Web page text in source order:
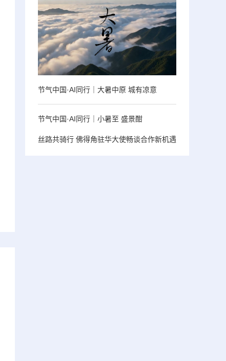
节气中国·AI同行｜大暑中原 城有凉意
节气中国·AI同行｜小暑至 盛景酣
丝路共骑行 佛得角驻华大使畅谈合作新机遇